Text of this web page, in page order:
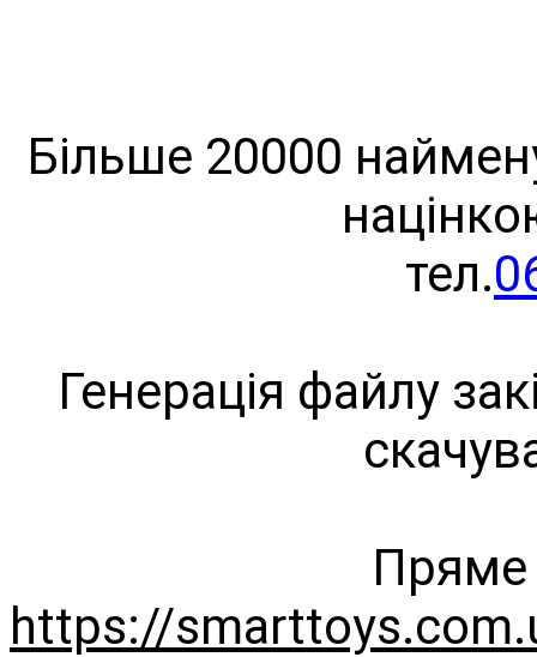
Більше 20000
тел.
Генерація файлу
Пряме
https://